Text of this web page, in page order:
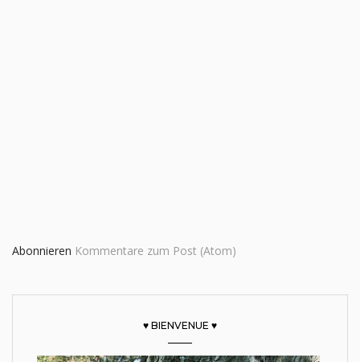
Abonnieren Kommentare zum Post (Atom)
♥ BIENVENUE ♥